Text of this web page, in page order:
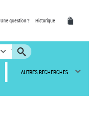
Une question ? Historique
AUTRES RECHERCHES